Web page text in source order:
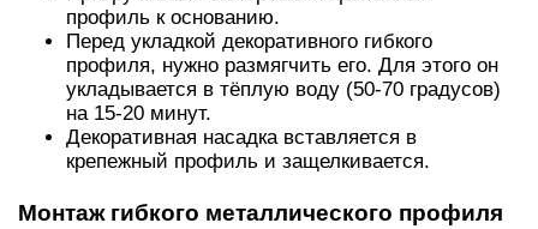
профиль к основанию.
Перед укладкой декоративного гибкого
профиля, нужно размягчить его. Для этого он
укладывается в тёплую воду (50-70 градусов)
на 15-20 минут.
Декоративная насадка вставляется в
крепежный профиль и защелкивается.
Монтаж гибкого металлического профиля